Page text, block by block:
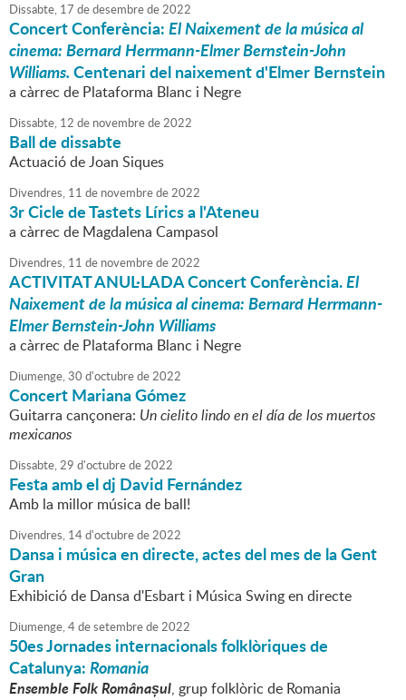
Dissabte, 17 dedesembrede2022
Concert Conferència:El Naixement de la música al
cinema: Bernard Herrmann-Elmer Bernstein-John
Williams.Centenari del naixement d'Elmer Bernstein
a càrrec de Plataforma Blanc i Negre
Dissabte, 12 de novembrede2022
Ball de dissabte
Actuació de Joan Siques
Divendres, 11 de novembrede2022
3r Cicle de Tastets Lírics a l'Ateneu
a càrrec de Magdalena Campasol
Divendres, 11 de novembrede2022
ACTIVITAT ANUL·LADA Concert Conferència.El
Naixement de la música al cinema: Bernard Herrmann-
Elmer Bernstein-John Williams
a càrrec de Plataforma Blanc i Negre
Diumenge,30 d'octubrede2022
Concert Mariana Gómez
Guitarra cançonera: Un cielito lindo en el día de los muertos
mexicanos
Dissabte,29 d'octubrede2022
Festa amb el dj David Fernández
Amb la millor música de ball!
Divendres, 14d'octubrede2022
Dansa i música en directe, actes del mes de la Gent
Gran
Exhibició de Dansa d'Esbart i Música Swing en directe
Diumenge,4desetembrede2022
50es Jornades internacionals folklòriques de
Catalunya:Romania
Ensemble Folk Românașul, grup folklòric de Romania